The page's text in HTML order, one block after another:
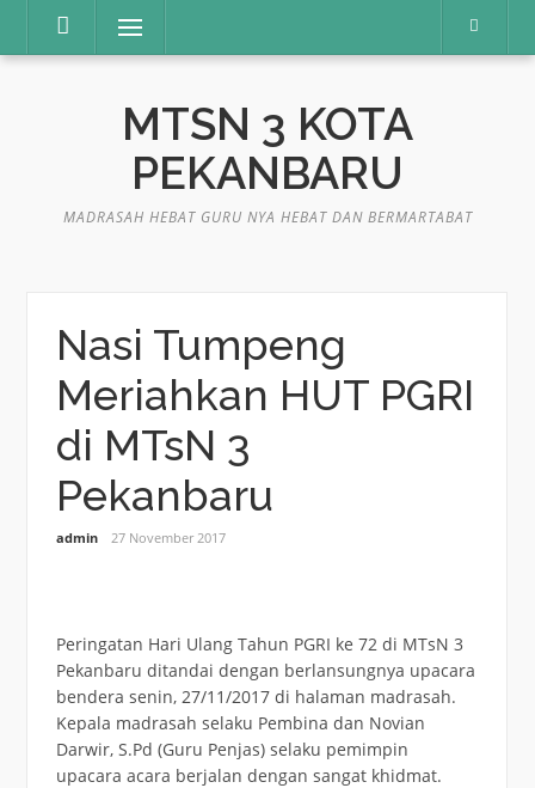
Lompat
konten
Menu
MTSN 3 KOTA
PEKANBARU
MADRASAH HEBAT GURU NYA HEBAT DAN BERMARTABAT
Nasi Tumpeng
Meriahkan HUT PGRI
di MTsN 3
Pekanbaru
admin 27 November 2017
Peringatan Hari Ulang Tahun PGRI ke 72 di MTsN 3
Pekanbaru ditandai dengan berlansungnya upacara
bendera senin, 27/11/2017 di halaman madrasah.
Kepala madrasah selaku Pembina dan Novian
Darwir, S.Pd (Guru Penjas) selaku pemimpin
upacara acara berjalan dengan sangat khidmat.